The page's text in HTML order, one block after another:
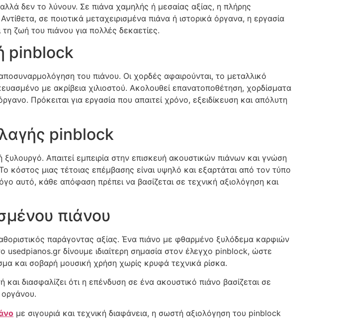
δεν το λύνουν. Σε πιάνα χαμηλής ή μεσαίας αξίας, η πλήρης
σε ποιοτικά μεταχειρισμένα πιάνα ή ιστορικά όργανα, η εργασία
ζωή του πιάνου για πολλές δεκαετίες.
pinblock
αποσυναρμολόγηση του πιάνου. Οι χορδές αφαιρούνται, το μεταλλικό
με ακρίβεια χιλιοστού. Ακολουθεί επανατοποθέτηση, χορδίσματα
Πρόκειται για εργασία που απαιτεί χρόνο, εξειδίκευση και απόλυτη
pinblock
Απαιτεί εμπειρία στην επισκευή ακουστικών πιάνων και γνώση
μιας τέτοιας επέμβασης είναι υψηλό και εξαρτάται από τον τύπο
αυτό, κάθε απόφαση πρέπει να βασίζεται σε τεχνική αξιολόγηση και
πιάνου
παράγοντας αξίας. Ένα πιάνο με φθαρμένο ξυλόδεμα καρφιών
usedpianos.gr δίνουμε ιδιαίτερη σημασία στον έλεγχο pinblock, ώστε
και σοβαρή μουσική χρήση χωρίς κρυφά τεχνικά ρίσκα.
διασφαλίζει ότι η επένδυση σε ένα ακουστικό πιάνο βασίζεται σε
με σιγουριά και τεχνική διαφάνεια, η σωστή αξιολόγηση του pinblock